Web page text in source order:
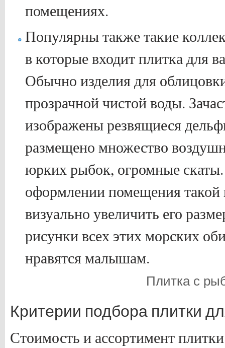
помещениях.
Популярны также такие
в которые входит плитка для
Обычно изделия для
прозрачной чистой воды.
изображены резвящиеся
размещено множество
юрких рыбок, огромные
оформлении помещения такой
визуально увеличить его
рисунки всех этих морских
нравятся малышам.
Плитка с
Критерии подбора плитки
Стоимость и ассортимент